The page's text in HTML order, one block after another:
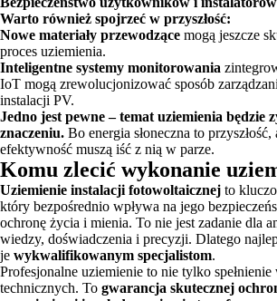
Warto również spojrzeć w przyszłość:
Nowe materiały przewodzące mogą jeszcze
proces uziemienia.
Inteligentne systemy monitorowania
IoT mogą zrewolucjonizować sposób
instalacji PV.
Jedno jest pewne – temat uziemienia będzie
znaczeniu. Bo energia słoneczna to
efektywność muszą iść z nią w parze.
Komu zlecić wykonanie
Uziemienie instalacji fotowoltaicznej to
który bezpośrednio wpływa na jego
ochronę życia i mienia. To nie jest zadanie dla
wiedzy, doświadczenia i precyzji. Dlatego
je wykwalifikowanym specjalistom.
Profesjonalne uziemienie to nie tylko
technicznych. To gwarancja skutecznej